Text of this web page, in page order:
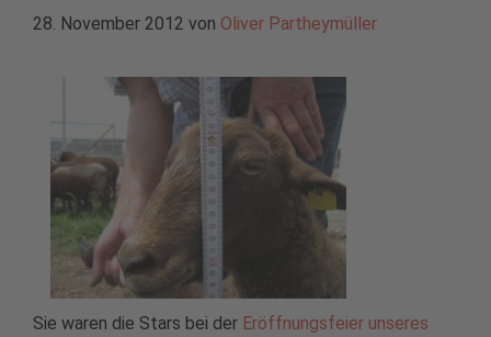
28. November 2012 von Oliver Partheymüller
Sie waren die Stars bei der Eröffnungsfeier unseres